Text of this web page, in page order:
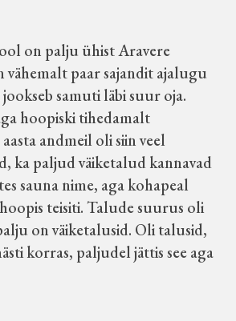
on palju ühist Aravere
vähemalt paar sajandit ajalugu
samuti läbi suur oja.
hoopiski tihedamalt
andmeil oli siin veel
ka paljud väiketalud kannavad
sauna nime, aga kohapeal
teisiti. Talude suurus oli
on väiketalusid. Oli talusid,
korras, paljudel jättis see aga